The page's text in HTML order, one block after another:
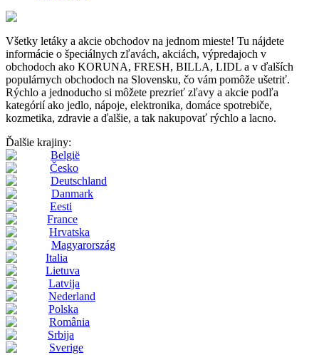
Všetky letáky a akcie obchodov na jednom mieste! Tu nájdete
informácie o špeciálnych zľavách, akciách, výpredajoch v
obchodoch ako KORUNA, FRESH, BILLA, LIDL a v ďalších
populárnych obchodoch na Slovensku, čo vám pomôže ušetriť.
Rýchlo a jednoducho si môžete prezrieť zľavy a akcie podľa
kategórií ako jedlo, nápoje, elektronika, domáce spotrebiče,
kozmetika, zdravie a ďalšie, a tak nakupovať rýchlo a lacno.
Ďalšie krajiny:
België
Česko
Deutschland
Danmark
Eesti
France
Hrvatska
Magyarország
Italia
Lietuva
Latvija
Nederland
Polska
România
Srbija
Sverige